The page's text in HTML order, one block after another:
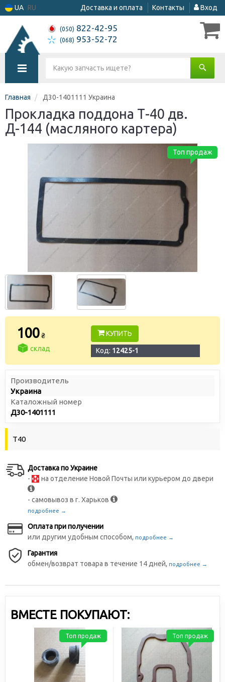
UA RU Доставка и оплата Контакты Вход
(050) 822-42-95
(068) 953-52-72
Главная Д30-1401111 Украина
Прокладка поддона Т-40 дв.
Д-144 (масляного картера)
Топ продаж
100₴
склад
КУПИТЬ
Код: 12425-1
Производитель
Украина
Каталожный номер
Д30-1401111
Т40
Доставка по Украине
-
на отделение Новой Почты или курьером до двери
- самовывоз в г. Харьков
подробнее →
Оплата при получении
или другим удобным способом, подробнее →
Гарантия
обмен/возврат товара в течение 14 дней, подробнее →
ВМЕСТЕ ПОКУПАЮТ:
Топ продаж Топ продаж